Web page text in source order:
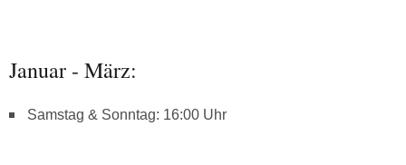
Januar - März:
Samstag & Sonntag: 16:00 Uhr